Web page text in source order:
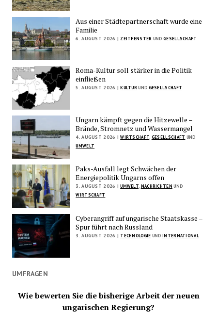
Aus einer Städtepartnerschaft wurde eine
Familie
6. AUGUST 2026 | ZEITFENSTER UNDGESELLSCHAFT
Roma-Kultur soll stärker in die Politik
einfließen
5. AUGUST 2026 | KULTURUND GESELLSCHAFT
Ungarn kämpft gegen die Hitzewelle –
Brände, Stromnetz und Wassermangel
4. AUGUST 2026 | WIRTSCHAFT GESELLSCHAFT UND
UMWELT
Paks-Ausfall legt Schwächen der
Energiepolitik Ungarns offen
3. AUGUST 2026 | UMWELT, NACHRICHTEN UND
WIRTSCHAFT
Cyberangriff auf ungarische Staatskasse –
Spur führt nach Russland
3. AUGUST 2026 | TECHNOLOGIE UNDINTERNATIONAL
UMFRAGEN
Wie bewerten Sie die bisherige Arbeit der neuen
ungarischen Regierung?